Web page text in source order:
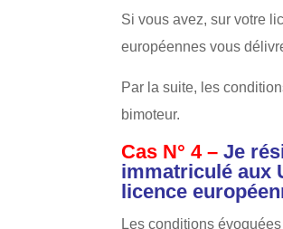
Si vous avez, sur votre
européennes vous
Par la suite, les
bimoteur.
Cas N° 4 –Je
immatriculé aux
licence
Les conditions